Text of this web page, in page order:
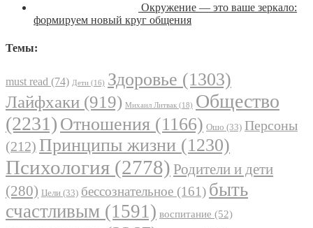
Окружение — это ваше зеркало:
формируем новый круг общения
Темы:
must read (74) Дети (16) Здоровье (1303)
Лайфхаки (919) Михаил Литвак (18) Общество
(2231) Отношения (1166) Ошо (33) Персоны
(212) Принципы жизни (1230)
Психология (2778) Родители и дети
(280) Цели (33) бессознательное (161) быть
счастливым (1591) воспитание (52)